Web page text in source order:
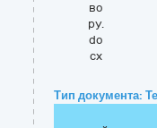
во
ру.
do
cx
Тип документа: